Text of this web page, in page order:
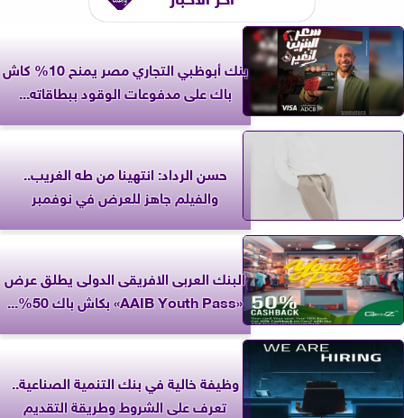
بنك أبوظبي التجاري مصر يمنح 10% كاش
باك على مدفوعات الوقود ببطاقاته...
حسن الرداد: انتهينا من طه الغريب..
والفيلم جاهز للعرض في نوفمبر
البنك العربى الافريقى الدولى يطلق عرض
«AAIB Youth Pass» بكاش باك 50%...
وظيفة خالية في بنك التنمية الصناعية..
تعرف على الشروط وطريقة التقديم